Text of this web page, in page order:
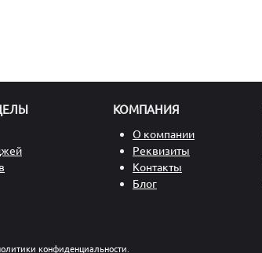
КОМПАНИЯ
О компании
Реквизиты
Контакты
Блог
конфиденциальности